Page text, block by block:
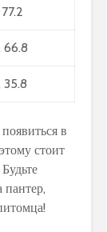
66.8
35.8
в
стоит